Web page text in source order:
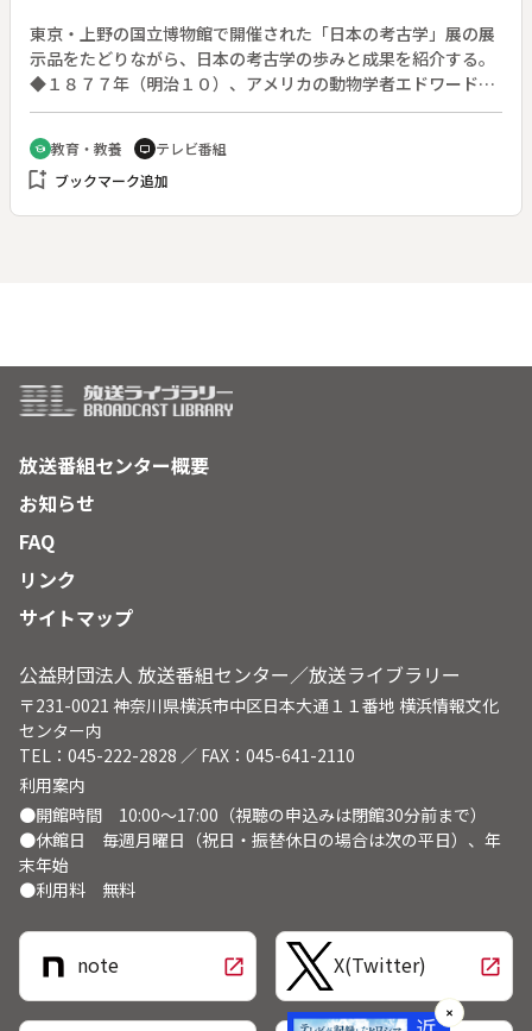
東京・上野の国立博物館で開催された「日本の考古学」展の展
示品をたどりながら、日本の考古学の歩みと成果を紹介する。
◆１８７７年（明治１０）、アメリカの動物学者エドワード・
モースによる大森貝塚発見によって、日本の科学的な考古学研
究がはじまった。その後各地から出土した縄文式土器・土偶な
どの調査によって縄文時代の人々の生活が明らかになった。群
馬県岩宿の石器発見は、日本の文化が縄文時代をさらにさかの
school 教育・教養 tv テレビ番組
bookmark_add ブックマーク追加
放送番組センター概要
お知らせ
FAQ
リンク
サイトマップ
公益財団法人 放送番組センター／放送ライブラリー
〒231-0021 神奈川県横浜市中区日本大通１１番地 横浜情報文化
センター内
TEL：045-222-2828 ／ FAX：045-641-2110
利用案内
●開館時間 10:00～17:00（視聴の申込みは閉館30分前まで）
●休館日 毎週月曜日（祝日・振替休日の場合は次の平日）、年
末年始
●利用料 無料
note open_in_new X(Twitter) open_in_new
✕